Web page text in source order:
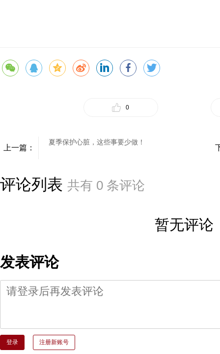
0
上一篇：
夏季保护心脏，这些事要少做！
评论列表 共有 0 条评论
暂无评论
发表评论
登录 注册新账号